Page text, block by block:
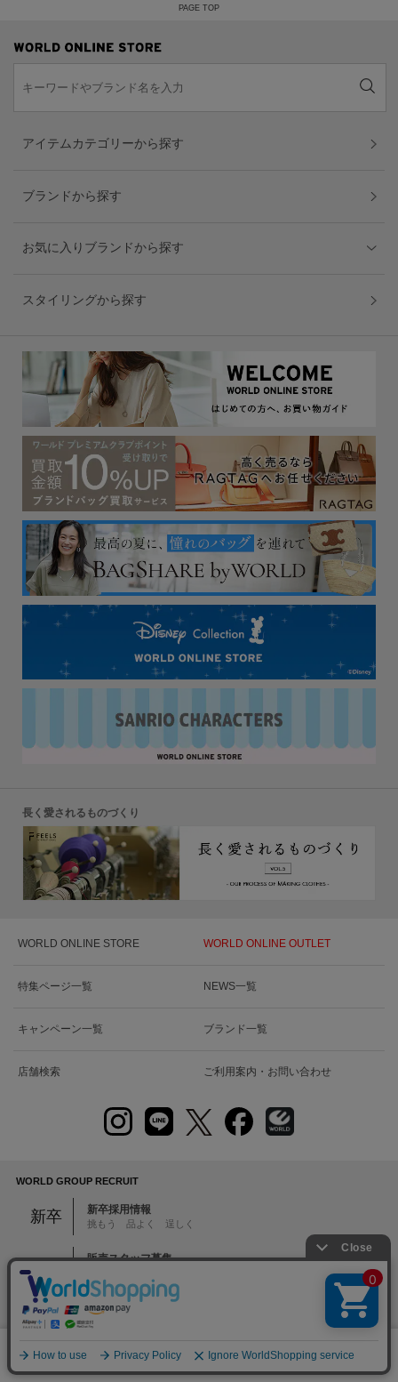
絞り込む
PAGE TOP
アイテムカテゴリーから探す
ブランドから探す
お気に入りブランドから探す
スタイリングから探す
長く愛されるものづくり
WORLD ONLINE STORE WORLD ONLINE OUTLET
特集ページ一覧 NEWS一覧
キャンペーン一覧 ブランド一覧
店舗検索 ご利用案内・お問い合わせ
WORLD GROUP RECRUIT
新卒 新卒採用情報
挑もう 品よく 逞しく
中途
販売スタッフ募集
本部スタッフ募集
MD・デザイナー・EC・PR・システム・バックオフィスなど
注意：当社のメールアドレスを使用した
偽装メールにご注意ください